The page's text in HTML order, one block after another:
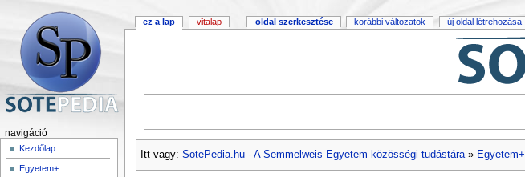
Itt vagy: SotePedia.hu - A Semmelweis Egyetem közösségi tudástára» Egyetem+
ez a lap vitalap oldal szerkesztése korábbi változatok új oldal létrehozása
navigáció
Kezdőlap
Egyetem+